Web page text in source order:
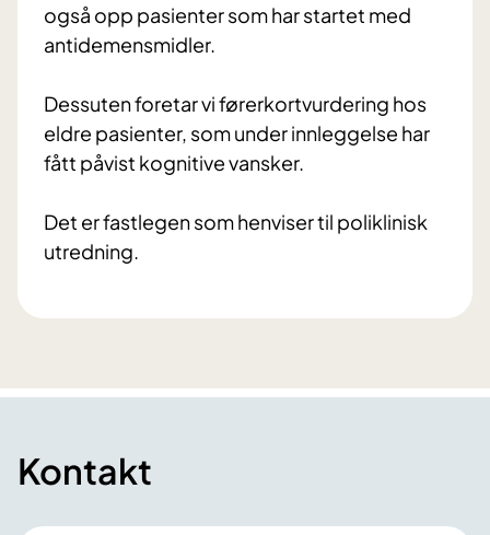
også opp pasienter som har startet med
antidemensmidler.
Dessuten foretar vi førerkortvurdering hos
eldre pasienter, som under innleggelse har
fått påvist kognitive vansker.
Det er fastlegen som henviser til poliklinisk
utredning.
Kontakt